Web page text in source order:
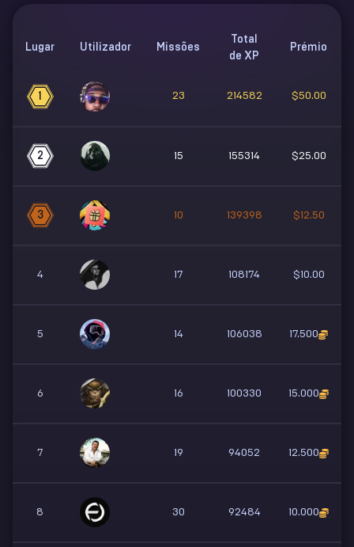
Lugar Utilizador Missões
Total
de XP
Prémio
1 23 214582 $50.00
2 15 155314 $25.00
3 10 139398 $12.50
4 17 108174 $10.00
5 14 106038 17.500
6 16 100330 15.000
7 19 94052 12.500
8 30 92484 10.000